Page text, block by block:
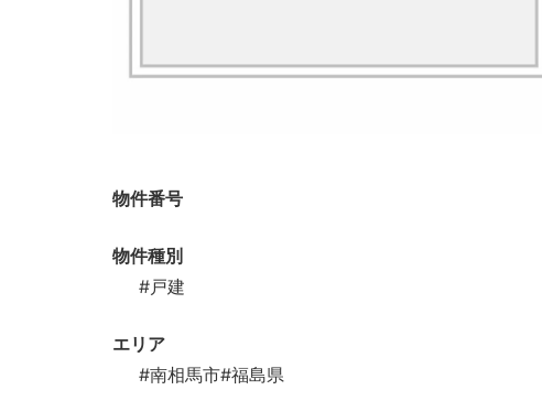
物件番号
物件種別
#戸建
エリア
#南相馬市#福島県